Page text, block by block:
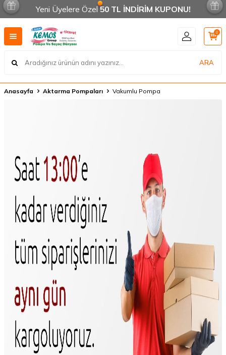
Yeni Üyelere Özel 50 TL İNDİRİM KUPONU!
ARA
0
Anasayfa Aktarma Pompaları Vakumlu Pompa